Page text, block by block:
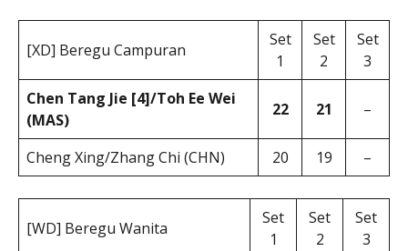
[XD] Beregu Campuran
Set
1
Set
2
Set
3
Chen Tang Jie [4]/Toh Ee Wei
(MAS)
22 21 –
Cheng Xing/Zhang Chi (CHN) 20 19 –
[WD] Beregu Wanita
Set
1
Set
2
Set
3